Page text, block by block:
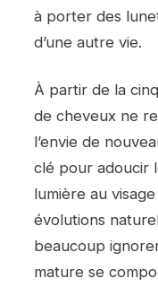
à porter des
d’une autre vie.
À partir de la
de cheveux ne
l’envie de
clé pour adoucir
lumière au
évolutions
beaucoup
mature se